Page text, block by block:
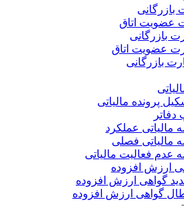
بازرگانی
عضویت اتاق
بازرگانی
عضویت اتاق
بازرگانی
پرونده مالیاتی
دفاتر
مالیاتی عملکرد
مالیاتی فصلی
عدم فعالیت مالیاتی
ارزش افزوده
گواهی ارزش افزوده
گواهی ارزش افزوده